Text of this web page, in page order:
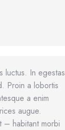
luctus. In egestas
Proin a lobortis
a enim
augue.
– habitant morbi